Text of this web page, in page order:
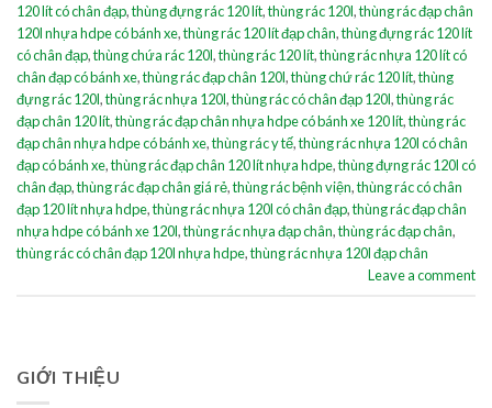
120 lít có chân đạp,thùng đựng rác 120 lít,thùng rác 120l,thùng rác đạp chân
120l nhựa hdpe có bánh xe,thùng rác 120 lít đạp chân,thùng đựng rác 120 lít
có chân đạp,thùng chứa rác 120l,thùng rác 120 lít,thùng rác nhựa 120 lít có
chân đạp có bánh xe,thùng rác đạp chân 120l,thùng chứ rác 120 lít,thùng
đựng rác 120l,thùng rác nhựa 120l,thùng rác có chân đạp 120l,thùng rác
đạp chân 120 lít,thùng rác đạp chân nhựa hdpe có bánh xe 120 lít,thùng rác
đạp chân nhựa hdpe có bánh xe,thùng rác y tế,thùng rác nhựa 120l có chân
đạp có bánh xe,thùng rác đạp chân 120 lít nhựa hdpe,thùng đựng rác 120l có
chân đạp,thùng rác đạp chân giá rẻ,thùng rác bệnh viện,thùng rác có chân
đạp 120 lít nhựa hdpe,thùng rác nhựa 120l có chân đạp,thùng rác đạp chân
nhựa hdpe có bánh xe 120l,thùng rác nhựa đạp chân,thùng rác đạp chân,
thùng rác có chân đạp 120l nhựa hdpe,thùng rác nhựa 120l đạp chân
Leave a comment
GIỚI THIỆU